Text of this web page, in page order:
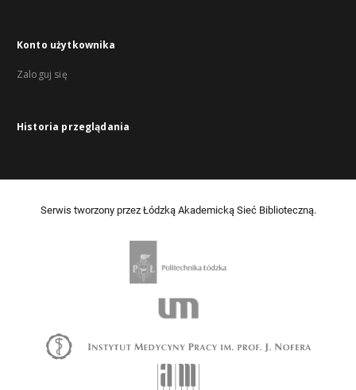
Konto użytkownika
Zaloguj się
Historia przeglądania
Serwis tworzony przez Łódzką Akademicką Sieć Biblioteczną.